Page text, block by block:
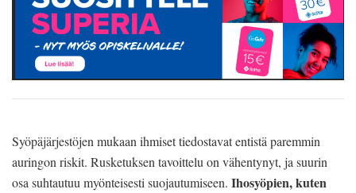
Syöpäjärjestöjen mukaan ihmiset tiedostavat entistä paremmin
auringon riskit. Rusketuksen tavoittelu on vähentynyt, ja suurin
osa suhtautuu myönteisesti suojautumiseen. Ihosyöpien, kuten